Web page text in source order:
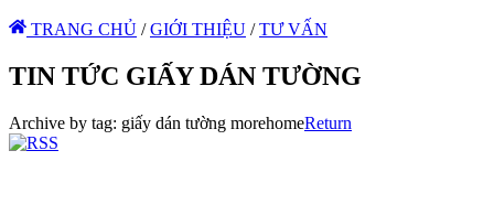
TRANG CHỦ / GIỚI THIỆU / TƯ VẤN
TIN TỨC GIẤY DÁN TƯỜNG
Archive by tag: giấy dán tường morehomeReturn